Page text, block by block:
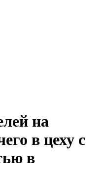
на
в цеху с
в